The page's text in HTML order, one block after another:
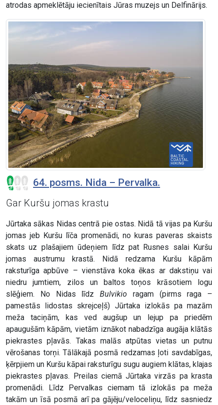
atrodas apmeklētāju iecienītais Jūras muzejs un Delfinārijs.
64. posms. Nida – Pervalka.
Gar Kuršu jomas krastu
Jūrtaka sākas Nidas centrā pie ostas. Nidā tā vijas pa Kuršu
jomas jeb Kuršu līča promenādi, no kuras paveras skaists
skats uz plašajiem ūdeņiem līdz pat Rusnes salai Kuršu
jomas austrumu krastā. Nidā redzama Kuršu kāpām
raksturīga apbūve – vienstāva koka ēkas ar dakstiņu vai
niedru jumtiem, zilos un baltos toņos krāsotiem logu
slēģiem. No Nidas līdz Bulvikio ragam (pirms raga –
pamestās lidostas skrejceļš) Jūrtaka izlokās pa mazām
meža taciņām, kas ved augšup un lejup pa priedēm
apaugušām kāpām, vietām iznākot nabadzīga augāja klātās
piekrastes pļavās. Takas malās atpūtas vietas un putnu
vērošanas torņi. Tālākajā posmā redzamas ļoti savdabīgas,
ķērpjiem un Kuršu kāpai raksturīgu sugu augiem klātas, klajas
piekrastes pļavas. Preilas ciemā Jūrtaka virzās pa krasta
promenādi. Līdz Pervalkas ciemam tā izlokās pa meža
takām un īsā posmā arī pa gājēju/veloceliņu, līdz sasniedz